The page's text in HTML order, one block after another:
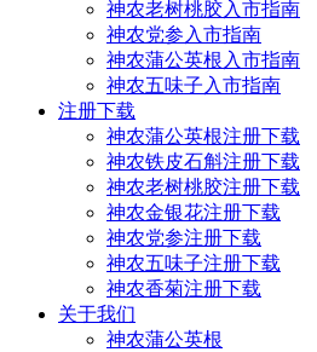
神农老树桃胶入市指南
神农党参入市指南
神农蒲公英根入市指南
神农五味子入市指南
注册下载
神农蒲公英根注册下载
神农铁皮石斛注册下载
神农老树桃胶注册下载
神农金银花注册下载
神农党参注册下载
神农五味子注册下载
神农香菊注册下载
关于我们
神农蒲公英根